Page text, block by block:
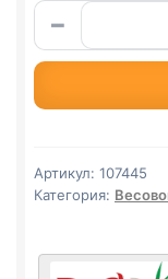
−
Количество
товара
Reflex
(КРУПНЫЕ
СРЕДНИЕ
ПОРОДЫ,
Артикул: 107445
Категория: